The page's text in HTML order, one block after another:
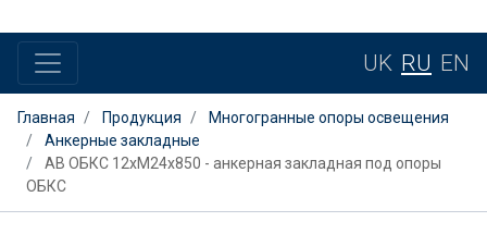
UK RU EN
Главная Продукция
Многогранные опоры освещения
Анкерные закладные
АВ ОБКС 12хМ24х850 - анкерная закладная под опоры
ОБКС